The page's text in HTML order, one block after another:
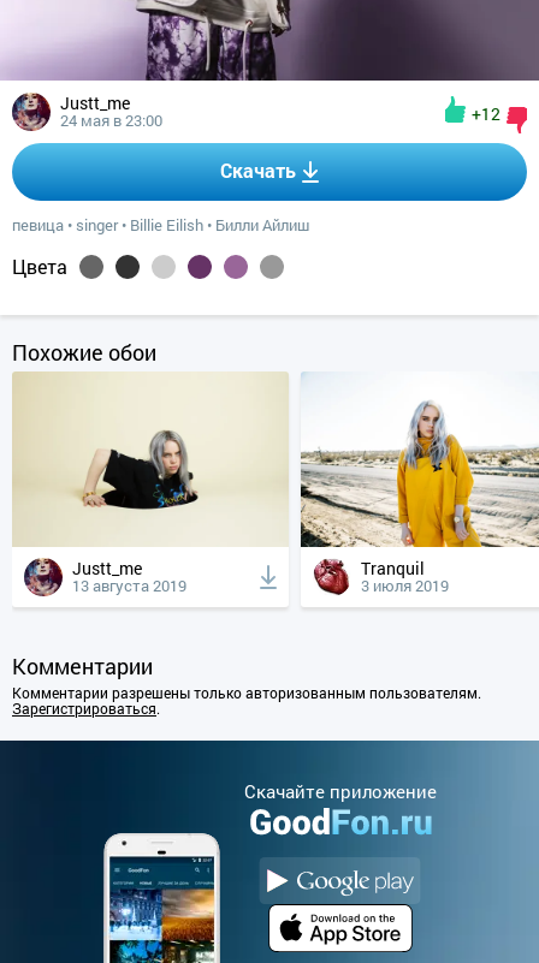
Justt_me
24 мая в 23:00 +12
Скачать
певица • singer• Billie Eilish • Билли Айлиш
Цвета
Похожие обои
Justt_me
13 августа 2019
Tranquil
3 июля 2019
Комментарии
Комментарии разрешены только авторизованным пользователям.
Зарегистрироваться.
Cкачайте приложение